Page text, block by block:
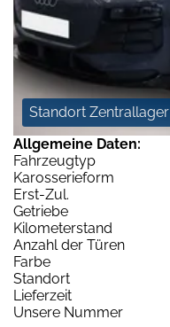
Standort Zentrallager
Allgemeine Daten:
Fahrzeugtyp
Karosserieform
Erst-Zul.
Getriebe
Kilometerstand
Anzahl der Türen
Farbe
Standort
Lieferzeit
Unsere Nummer